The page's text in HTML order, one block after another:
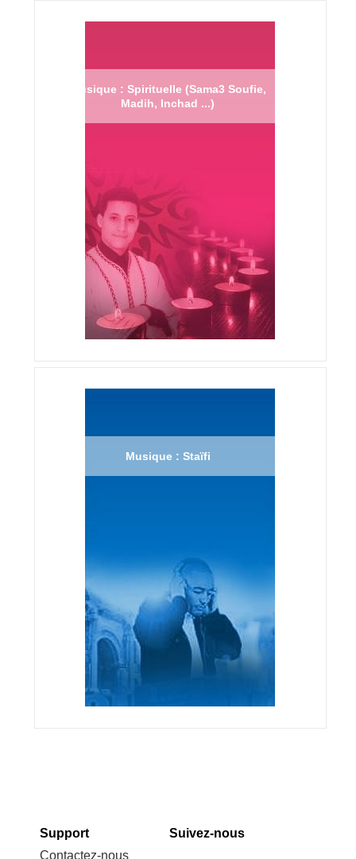
Musique : Spirituelle (Sama3 Soufie,
Madih, Inchad ...)
Musique : Staïfi
Support
Contactez-nous
Suivez-nous